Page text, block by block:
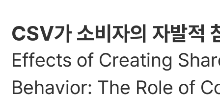
CSV가 소비자의 자발적
Effects of Creating
Behavior: The Role of